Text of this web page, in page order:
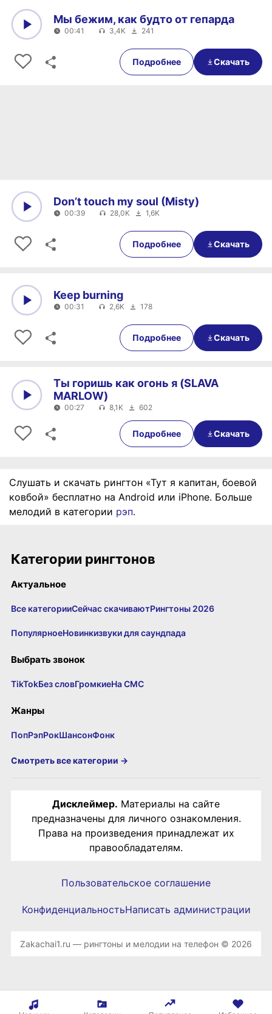
00:41
Мы бежим, как будто от гепарда
00:41 3,4K 241
Подробнее Скачать
00:39
Don’t touch my soul (Misty)
00:39 28,0K 1,6K
Подробнее Скачать
00:31
Keep burning
00:31 2,6K 178
Подробнее Скачать
00:27
Ты горишь как огонь я (SLAVA
MARLOW)
00:27 8,1K 602
Подробнее Скачать
Слушать и скачать рингтон «Тут я капитан, боевой
ковбой» бесплатно на Android или iPhone. Больше
мелодий в категории рэп.
Категории рингтонов
Актуальное
Все категорииСейчас скачиваютРингтоны 2026
ПопулярноеНовинкизвуки для саундпада
Выбрать звонок
TikTokБез словГромкиеНа СМС
Жанры
ПопРэпРокШансонФонк
Смотреть все категории →
Дисклеймер. Материалы на сайте
предназначены для личного ознакомления.
Права на произведения принадлежат их
правообладателям.
Пользовательское соглашение
КонфиденциальностьНаписать администрации
Zakachai1.ru — рингтоны и мелодии на телефон © 2026